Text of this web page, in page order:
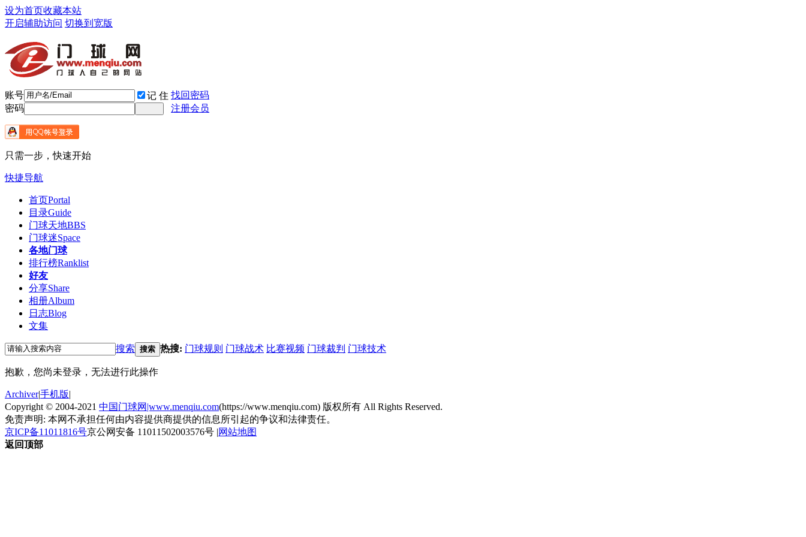
设为首页收藏本站
开启辅助访问 切换到宽版
账号 记 住 找回密码
密码
注册会员
只需一步，快速开始
快捷导航
首页Portal
目录Guide
门球天地BBS
门球迷Space
各地门球
排行榜Ranklist
好友
分享Share
相册Album
日志Blog
文集
搜索 搜索 热搜: 门球规则 门球战术 比赛视频 门球裁判 门球技术
抱歉，您尚未登录，无法进行此操作
Archiver|手机版|
Copyright © 2004-2021 中国门球网|www.menqiu.com(https://www.menqiu.com) 版权所有 All Rights Reserved.
免责声明: 本网不承担任何由内容提供商提供的信息所引起的争议和法律责任。
京ICP备11011816号京公网安备 11011502003576号 |网站地图
返回顶部